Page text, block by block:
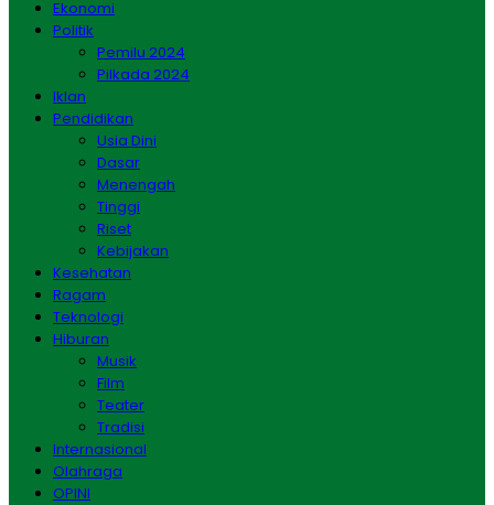
Ekonomi
Politik
Pemilu 2024
Pilkada 2024
Iklan
Pendidikan
Usia Dini
Dasar
Menengah
Tinggi
Riset
Kebijakan
Kesehatan
Ragam
Teknologi
Hiburan
Musik
Film
Teater
Tradisi
Internasional
Olahraga
OPINI